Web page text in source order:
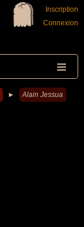
Inscription
Connexion
► Alain Jessua